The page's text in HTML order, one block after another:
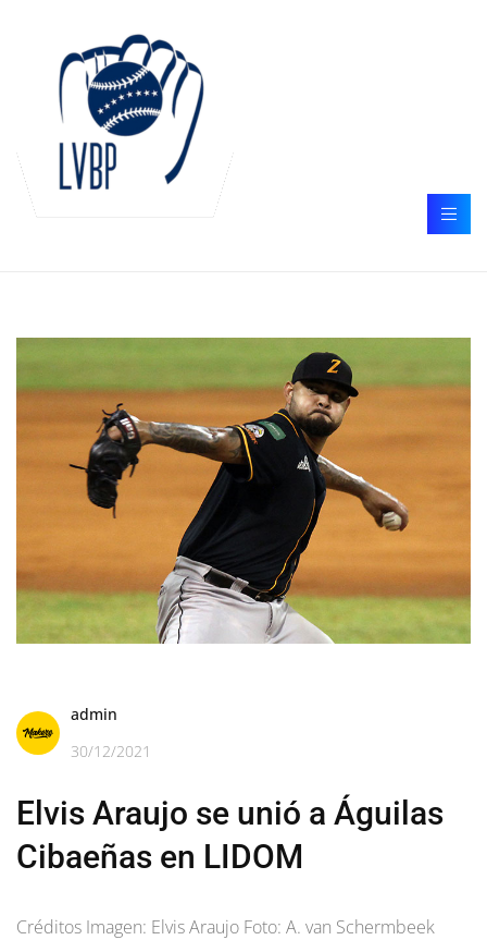
admin
30/12/2021
Elvis Araujo se unió a Águilas
Cibaeñas en LIDOM
Créditos Imagen: Elvis Araujo Foto: A. van Schermbeek